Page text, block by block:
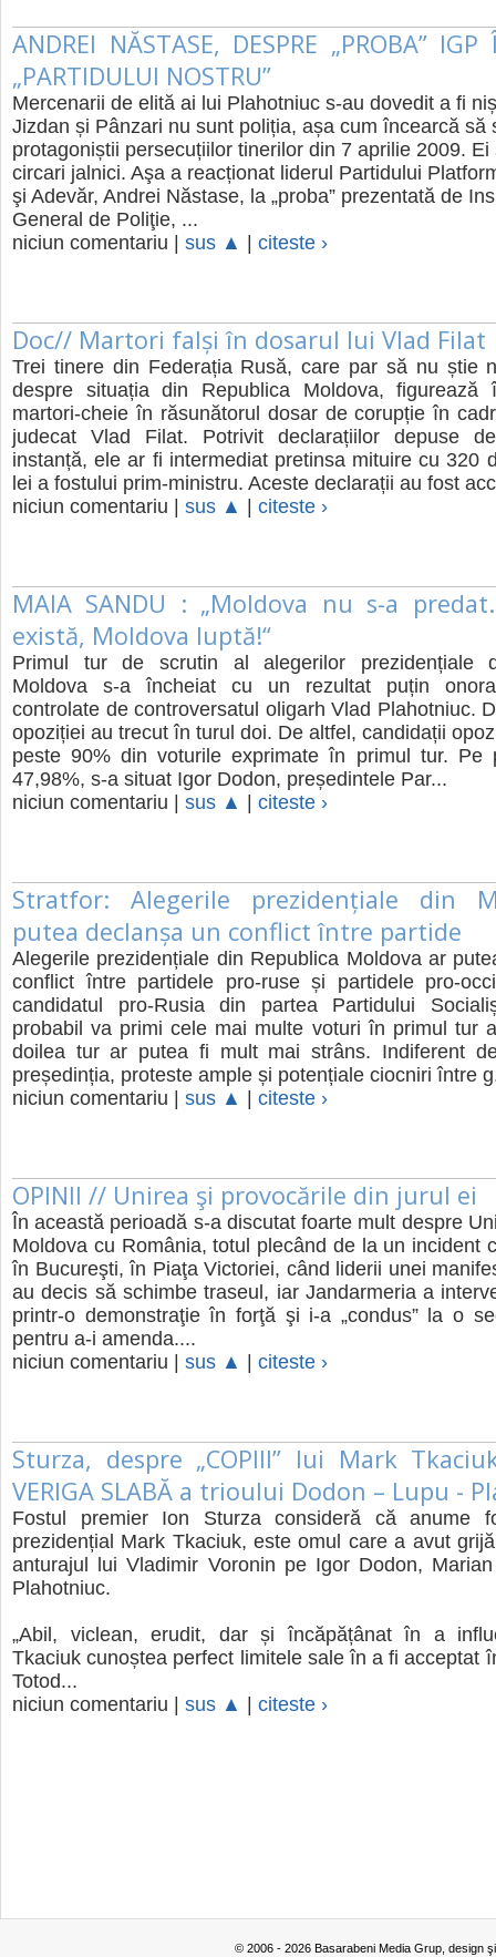
ANDREI NĂSTASE, DESPRE „PROBA” IGP
„PARTIDULUI NOSTRU”
Mercenarii de elită ai lui Plahotniuc s-au dovedit a fi
Jizdan și Pânzari nu sunt poliția, așa cum încearcă să
protagoniștii persecuțiilor tinerilor din 7 aprilie 2009. Ei
circari jalnici. Aşa a reacționat liderul Partidului
şi Adevăr, Andrei Năstase, la „proba” prezentată de
General de Poliţie, ...
niciun comentariu | sus ▲ citeste ›
Doc// Martori falși în dosarul lui Vlad Filat
Trei tinere din Federația Rusă, care par să nu știe
despre situația din Republica Moldova, figurează
martori-cheie în răsunătorul dosar de corupție în
judecat Vlad Filat. Potrivit declarațiilor depuse
instanță, ele ar fi intermediat pretinsa mituire cu 320
lei a fostului prim-ministru. Aceste declarații au fost
niciun comentariu | sus ▲ citeste ›
MAIA SANDU : „Moldova nu s-a
există, Moldova luptă!“
Primul tur de scrutin al alegerilor prezidențiale
Moldova s-a încheiat cu un rezultat puțin
controlate de controversatul oligarh Vlad Plahotniuc.
opoziției au trecut în turul doi. De altfel, candidații
peste 90% din voturile exprimate în primul tur. Pe
47,98%, s-a situat Igor Dodon, președintele Par...
niciun comentariu | sus ▲ citeste ›
Stratfor: Alegerile prezidențiale din
putea declanșa un conflict între partide
Alegerile prezidențiale din Republica Moldova ar
conflict între partidele pro-ruse și partidele pro-
candidatul pro-Rusia din partea Partidului
probabil va primi cele mai multe voturi în primul tur
doilea tur ar putea fi mult mai strâns. Indiferent
președinția, proteste ample și potențiale ciocniri între
niciun comentariu | sus ▲ citeste ›
OPINII // Unirea şi provocările din jurul ei
În această perioadă s-a discutat foarte mult despre
Moldova cu România, totul plecând de la un incident
în Bucureşti, în Piaţa Victoriei, când liderii unei
au decis să schimbe traseul, iar Jandarmeria a
printr-o demonstraţie în forţă şi i-a „condus” la o
pentru a-i amenda....
niciun comentariu | sus ▲ citeste ›
Sturza, despre „COPIII” lui Mark
VERIGA SLABĂ a trioului Dodon – Lupu -
Fostul premier Ion Sturza consideră că anume
prezidențial Mark Tkaciuk, este omul care a avut
anturajul lui Vladimir Voronin pe Igor Dodon,
Plahotniuc.
„Abil, viclean, erudit, dar și încăpățânat în a
Tkaciuk cunoștea perfect limitele sale în a fi acceptat
Totod...
niciun comentariu | sus ▲ citeste ›
© 2006 - 2026 Basarabeni Media Grup, design